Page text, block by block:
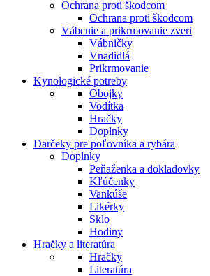
Ochrana proti škodcom
Ochrana proti škodcom
Vábenie a prikrmovanie zveri
Vábničky
Vnadidlá
Prikrmovanie
Kynologické potreby
Obojky
Vodítka
Hračky
Doplnky
Darčeky pre poľovníka a rybára
Doplnky
Peňaženka a dokladovky
Kľúčenky
Vankúše
Likérky
Sklo
Hodiny
Hračky a literatúra
Hračky
Literatúra